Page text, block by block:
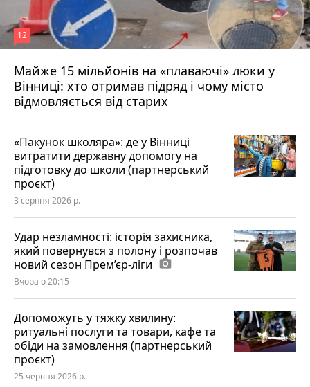
Майже 15 мільйонів на «плаваючі» люки у
Вінниці: хто отримав підряд і чому місто
відмовляється від старих
12
«Пакунок школяра»: де у Вінниці
витратити державну допомогу на
підготовку до школи (партнерський
проєкт)
3 серпня 2026 р.
Удар незламності: історія захисника,
який повернувся з полону і розпочав
новий сезон Прем’єр-ліги photo_camera
Вчора о 20:15
Допоможуть у тяжку хвилину:
ритуальні послуги та товари, кафе та
обіди на замовлення (партнерський
проєкт)
25 червня 2026 р.